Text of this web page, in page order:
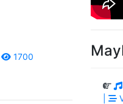
1700